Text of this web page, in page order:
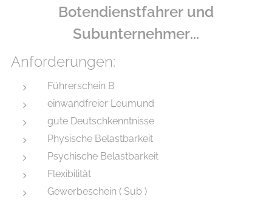
Botendienstfahrer und
Subunternehmer...
Anforderungen:
Führerschein B
einwandfreier Leumund
gute Deutschkenntnisse
Physische Belastbarkeit
Psychische Belastbarkeit
Flexibilität
Gewerbeschein ( Sub )